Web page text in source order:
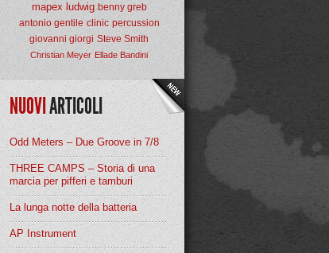
mapex ludwig benny greb
antonio gentile clinic percussion
giovanni giorgi Steve Smith
Christian Meyer Ellade Bandini
NUOVIARTICOLI
Odd Meters – Due Groove in 7/8
THREE CAMPS – Storia di una
marcia per pifferi e tamburi
La lunga notte della batteria
AP Instrument